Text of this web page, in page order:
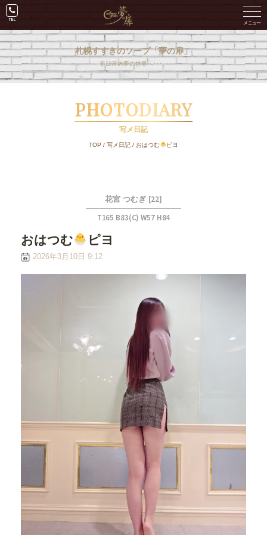
札幌すすきのソープ「夢の扉」
非日常の夢の世界へ･･･。
PHOTODIARY
写メ日記
TOP / 写メ日記/ おはつむ ピヨ
花宮 つむぎ [22]
T165 B83(C) W57 H84
おはつむ ピヨ
2026年3月10日 9:12